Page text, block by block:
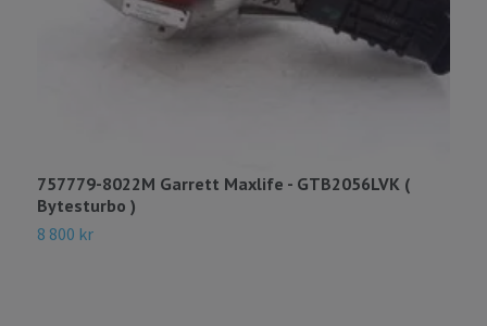
757779-8022M Garrett Maxlife - GTB2056LVK (
Bytesturbo )
8 800 kr